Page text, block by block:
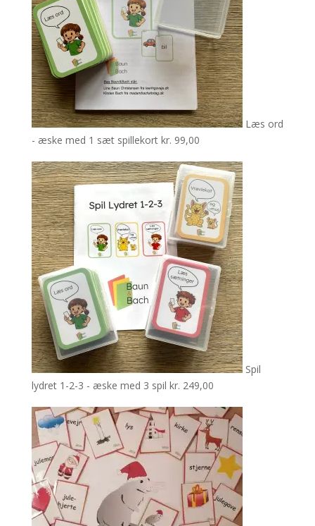
Læs ord
- æske med 1 sæt spillekort kr. 99,00
Spil
lydret 1-2-3 - æske med 3 spil kr. 249,00